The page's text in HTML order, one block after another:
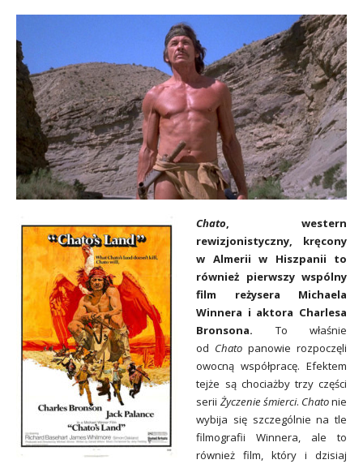
Chato, western
rewizjonistyczny, kręcony
w Almerii w Hiszpanii to
również pierwszy wspólny
film reżysera Michaela
Winnera i aktora Charlesa
Bronsona. To właśnie
od Chatopanowie rozpoczęli
owocną współpracę. Efektem
tejże są chociażby trzy części
serii Życzenie śmierci. Chatonie
wybija się szczególnie na tle
filmografii Winnera, ale to
również film, który i dzisiaj